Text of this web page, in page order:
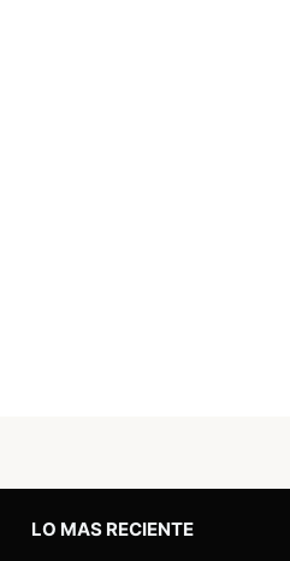
LO MAS RECIENTE